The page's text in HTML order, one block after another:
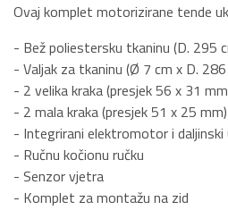
Ovaj komplet motorizirane tende
- Bež poliestersku tkaninu (D. 295
- Valjak za tkaninu (Ø 7 cm x D.
- 2 velika kraka (presjek 56 x 31
- 2 mala kraka (presjek 51 x 25 mm)
- Integrirani elektromotor i daljinski
- Ručnu kočionu ručku
- Senzor vjetra
- Komplet za montažu na zid